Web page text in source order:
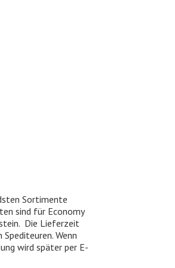
Sortimente
sind für Economy
Die Lieferzeit
Wenn
wird später per E-